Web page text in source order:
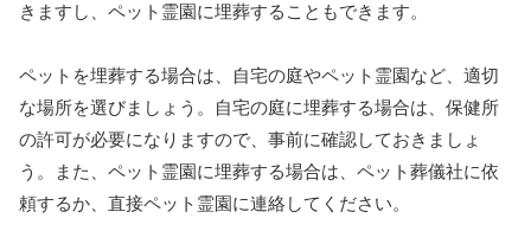
きますし、ペット霊園に埋葬することもできます。
ペットを埋葬する場合は、自宅の庭やペット霊園など、適切
な場所を選びましょう。自宅の庭に埋葬する場合は、保健所
の許可が必要になりますので、事前に確認しておきましょ
う。また、ペット霊園に埋葬する場合は、ペット葬儀社に依
頼するか、直接ペット霊園に連絡してください。